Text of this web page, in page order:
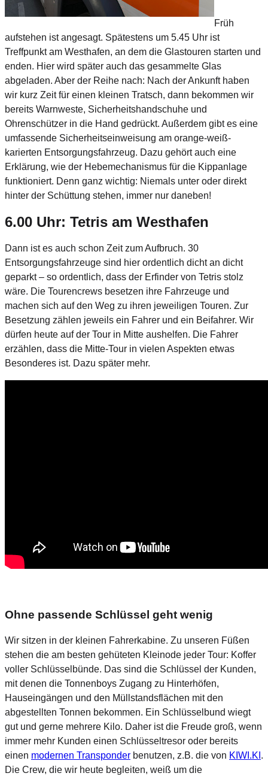
Früh
aufstehen ist angesagt. Spätestens um 5.45 Uhr ist
Treffpunkt am Westhafen, an dem die Glastouren starten und
enden. Hier wird später auch das gesammelte Glas
abgeladen. Aber der Reihe nach: Nach der Ankunft haben
wir kurz Zeit für einen kleinen Tratsch, dann bekommen wir
bereits Warnweste, Sicherheitshandschuhe und
Ohrenschützer in die Hand gedrückt. Außerdem gibt es eine
umfassende Sicherheitseinweisung am orange-weiß-
karierten Entsorgungsfahrzeug. Dazu gehört auch eine
Erklärung, wie der Hebemechanismus für die Kippanlage
funktioniert. Denn ganz wichtig: Niemals unter oder direkt
hinter der Schüttung stehen, immer nur daneben!
6.00 Uhr: Tetris am Westhafen
Dann ist es auch schon Zeit zum Aufbruch. 30
Entsorgungsfahrzeuge sind hier ordentlich dicht an dicht
geparkt – so ordentlich, dass der Erfinder von Tetris stolz
wäre. Die Tourencrews besetzen ihre Fahrzeuge und
machen sich auf den Weg zu ihren jeweiligen Touren. Zur
Besetzung zählen jeweils ein Fahrer und ein Beifahrer. Wir
dürfen heute auf der Tour in Mitte aushelfen. Die Fahrer
erzählen, dass die Mitte-Tour in vielen Aspekten etwas
Besonderes ist. Dazu später mehr.
Ohne passende Schlüssel geht wenig
Wir sitzen in der kleinen Fahrerkabine. Zu unseren Füßen
stehen die am besten gehüteten Kleinode jeder Tour: Koffer
voller Schlüsselbünde. Das sind die Schlüssel der Kunden,
mit denen die Tonnenboys Zugang zu Hinterhöfen,
Hauseingängen und den Müllstandsflächen mit den
abgestellten Tonnen bekommen. Ein Schlüsselbund wiegt
gut und gerne mehrere Kilo. Daher ist die Freude groß, wenn
immer mehr Kunden einen Schlüsseltresor oder bereits
einen modernen Transponder benutzen, z.B. die von KIWI.KI .
Die Crew, die wir heute begleiten, weiß um die